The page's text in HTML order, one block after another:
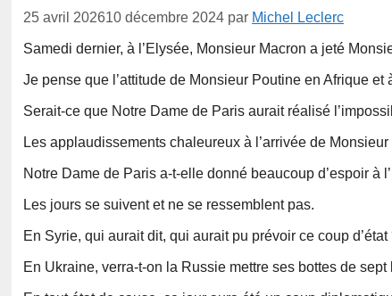
25 avril 202610 décembre 2024 par Michel Leclerc
Samedi dernier, à l’Elysée, Monsieur Macron a jeté
Je pense que l’attitude de Monsieur Poutine en Afrique
Serait-ce que Notre Dame de Paris aurait réalisé
Les applaudissements chaleureux à l’arrivée de
Notre Dame de Paris a-t-elle donné beaucoup d’espoir à
Les jours se suivent et ne se ressemblent pas.
En Syrie, qui aurait dit, qui aurait pu prévoir ce coup d’état
En Ukraine, verra-t-on la Russie mettre ses bottes de